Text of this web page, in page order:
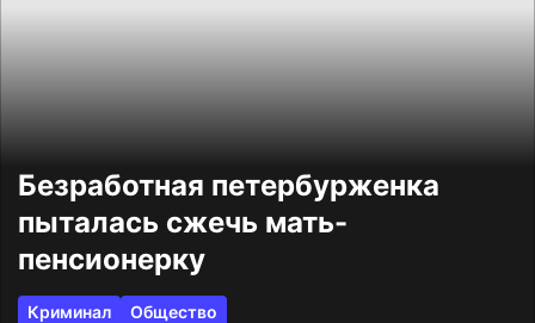
Безработная петербурженка
пыталась сжечь мать-
пенсионерку
Криминал
Общество